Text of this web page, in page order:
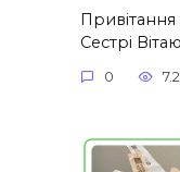
Сестрі
0